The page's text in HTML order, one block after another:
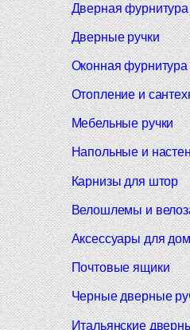
Дверная фурнитура
Дверные ручки
Оконная фурнитура
Отопление и
Мебельные ручки
Напольные и
Карнизы для штор
Велошлемы и
Аксессуары для
Почтовые ящики
Черные дверные
Итальянские